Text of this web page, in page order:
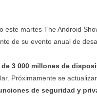
este martes The Android
de su evento anual de
3 000 millones de
Próximamente se
de seguridad y